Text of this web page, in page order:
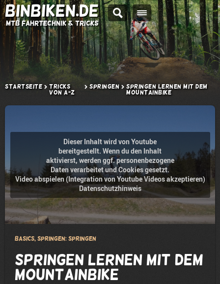
BINBIKEN.DE
MTB Fahrtechnik & Tricks
Startseite
Tricks
von A-Z
Springen
Springen lernen mit dem
Mountainbike
Dieser Inhalt wird von Youtube
bereitgestellt. Wenn du den Inhalt
aktivierst, werden ggf. personenbezogene
Daten verarbeitet und Cookies gesetzt.
Video abspielen (Integration von Youtube Videos akzeptieren)
Datenschutzhinweis
Basics, Springen: Springen
Springen lernen mit dem
Mountainbike